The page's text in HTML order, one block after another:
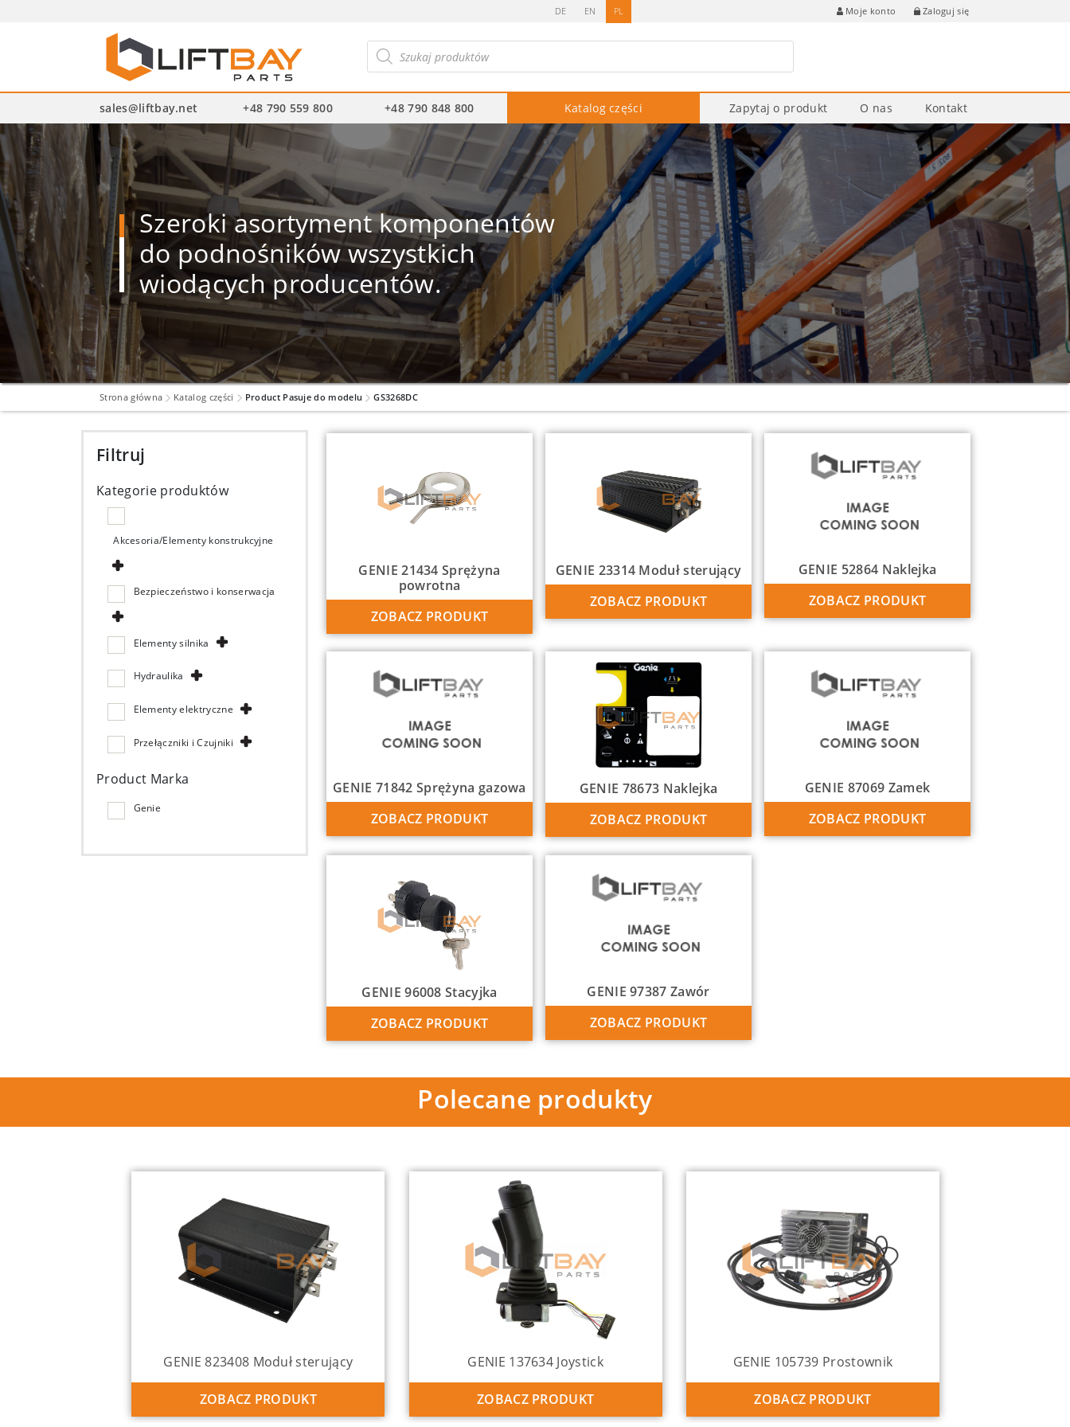
DE EN PL Moje konto Zaloguj się
produktów
sales@liftbay.net +48 790 559 800 +48 790 848 800 Katalog części Zapytaj o produkt O nas Kontakt
Szeroki asortyment komponentów
do podnośników wszystkich
wiodących producentów.
Strona główna Katalog części Product Pasuje do modelu GS3268DC
Filtruj
Kategorie produktów
Akcesoria/Elementy konstrukcyjne
Bezpieczeństwo i konserwacja
Elementy silnika
Hydraulika
Elementy elektryczne
Przełączniki i Czujniki
Product Marka
Genie
GENIE 21434 Sprężyna
powrotna
ZOBACZ PRODUKT
GENIE 23314 Moduł sterujący
ZOBACZ PRODUKT
GENIE 52864 Naklejka
ZOBACZ PRODUKT
GENIE 71842 Sprężyna gazowa
ZOBACZ PRODUKT
GENIE 78673 Naklejka
ZOBACZ PRODUKT
GENIE 87069 Zamek
ZOBACZ PRODUKT
GENIE 96008 Stacyjka
ZOBACZ PRODUKT
GENIE 97387 Zawór
ZOBACZ PRODUKT
Polecane produkty
GENIE 823408 Moduł sterujący
ZOBACZ PRODUKT
GENIE 137634 Joystick
ZOBACZ PRODUKT
GENIE 105739 Prostownik
ZOBACZ PRODUKT